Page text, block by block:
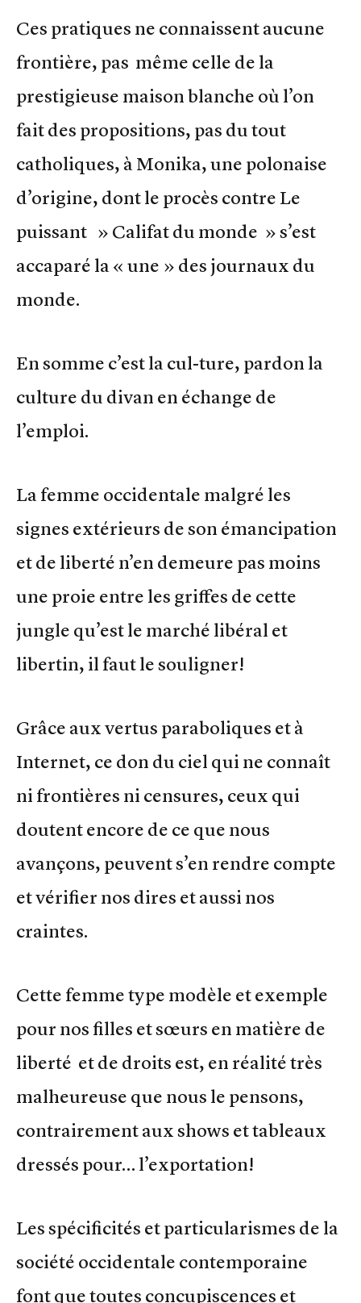
Ces pratiques ne connaissent aucune
frontière, pas même celle de la
prestigieuse maison blanche où l’on
fait des propositions, pas du tout
catholiques, à Monika, une polonaise
d’origine, dont le procès contre Le
puissant » Califat du monde » s’est
accaparé la « une » des journaux du
monde.
En somme c’est la cul-ture, pardon la
culture du divan en échange de
l’emploi.
La femme occidentale malgré les
signes extérieurs de son émancipation
et de liberté n’en demeure pas moins
une proie entre les griffes de cette
jungle qu’est le marché libéral et
libertin, il faut le souligner!
Grâce aux vertus paraboliques et à
Internet, ce don du ciel qui ne connaît
ni frontières ni censures, ceux qui
doutent encore de ce que nous
avançons, peuvent s’en rendre compte
et vérifier nos dires et aussi nos
craintes.
Cette femme type modèle et exemple
pour nos filles et sœurs en matière de
liberté et de droits est, en réalité très
malheureuse que nous le pensons,
contrairement aux shows et tableaux
dressés pour… l’exportation!
Les spécificités et particularismes de la
société occidentale contemporaine
font que toutes concupiscences et